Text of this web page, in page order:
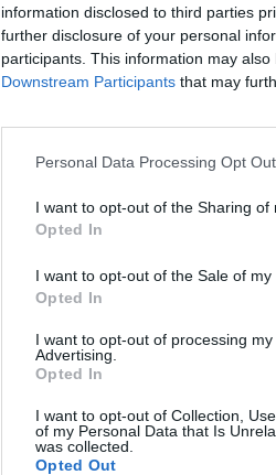
information disclosed to third parties
further disclosure of your personal
participants. This information may
Downstream Participants that may
Personal Data Processing Opt
I want to opt-out of the Sharing of
Opted In
I want to opt-out of the Sale of
Opted In
I want to opt-out of processing
Advertising.
Opted In
I want to opt-out of Collection,
of my Personal Data that Is
was collected.
Opted Out